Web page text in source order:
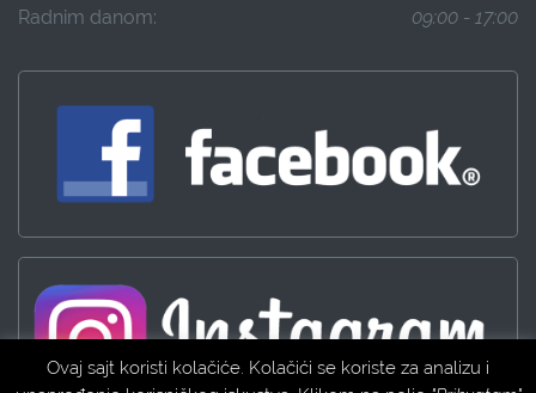
Radnim danom: 09:00 - 17:00
Ovaj sajt koristi kolačiće. Kolačići se koriste za analizu i